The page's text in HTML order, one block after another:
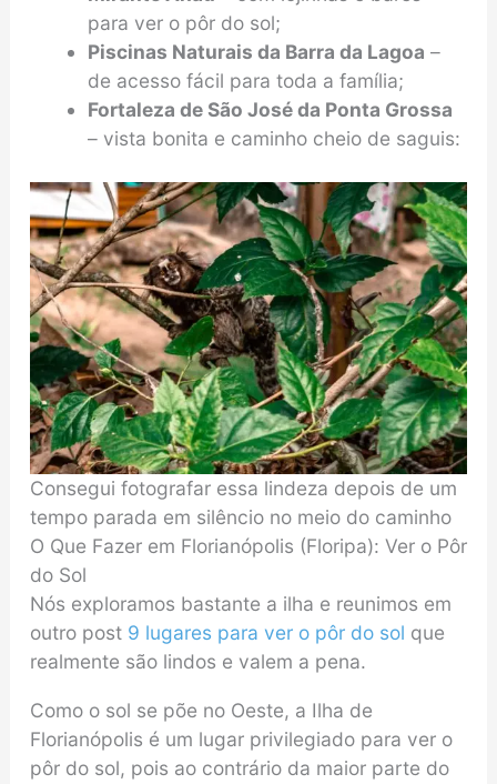
para ver o pôr do sol;
Piscinas Naturais da Barra da Lagoa –
de acesso fácil para toda a família;
Fortaleza de São José da Ponta Grossa
– vista bonita e caminho cheio de saguis:
Consegui fotografar essa lindeza depois de um
tempo parada em silêncio no meio do caminho
O Que Fazer em Florianópolis (Floripa): Ver o Pôr
do Sol
Nós exploramos bastante a ilha e reunimos em
outro post 9 lugares para ver o pôr do sol que
realmente são lindos e valem a pena.
Como o sol se põe no Oeste, a Ilha de
Florianópolis é um lugar privilegiado para ver o
pôr do sol, pois ao contrário da maior parte do